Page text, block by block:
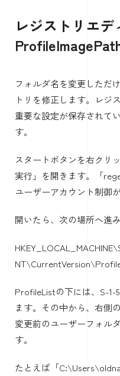
レジストリエデ
フォルダ名を変更しただ
トリを修正します。レジ
重要な設定が保存されて
す。
スタートボタンを右クリ
実行」を開きます。「
ユーザーアカウント制御
開いたら、次の場所へ進み
ProfileListの下には、S-1-
ます。その中から、右側
変更前のユーザーフォル
す。
たとえば「